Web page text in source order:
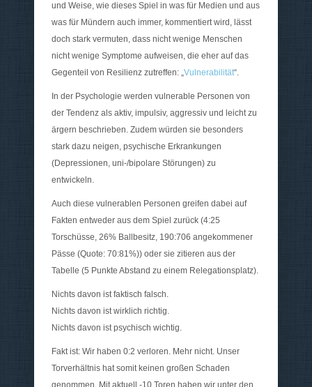
und Weise, wie dieses Spiel in was für Medien und aus
was für Mündern auch immer, kommentiert wird, lässt
doch stark vermuten, dass nicht wenige Menschen
nicht wenige Symptome aufweisen, die eher auf das
Gegenteil von Resilienz zutreffen: „Vulnerabilität“.
In der Psychologie werden vulnerable Personen von
der Tendenz als aktiv, impulsiv, aggressiv und leicht zu
ärgern beschrieben. Zudem würden sie besonders
stark dazu neigen, psychische Erkrankungen
(Depressionen, uni-/bipolare Störungen) zu
entwickeln.
Auch diese vulnerablen Personen greifen dabei auf
Fakten entweder aus dem Spiel zurück (4:25
Torschüsse, 26% Ballbesitz, 190:706 angekommener
Pässe (Quote: 70:81%)) oder sie zitieren aus der
Tabelle (5 Punkte Abstand zu einem Relegationsplatz).
Nichts davon ist faktisch falsch.
Nichts davon ist wirklich richtig.
Nichts davon ist psychisch wichtig.
Fakt ist: Wir haben 0:2 verloren. Mehr nicht. Unser
Torverhältnis hat somit keinen großen Schaden
genommen. Mit aktuell -10 Toren haben wir unter den